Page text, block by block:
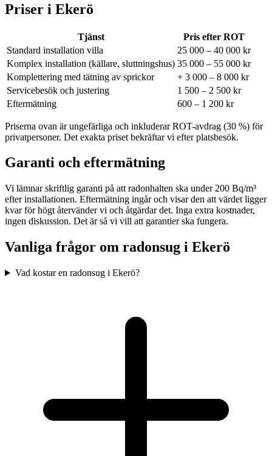
Priser i Ekerö
Tjänst
Pris efter ROT
Standard installation villa
25 000 – 40 000 kr
Komplex installation (källare, sluttningshus) 35 000 – 55 000 kr
Komplettering med tätning av sprickor
+ 3 000 – 8 000 kr
Servicebesök och justering
1 500 – 2 500 kr
Eftermätning
600 – 1 200 kr
Priserna ovan är ungefärliga och inkluderar ROT-avdrag (30 %) för
privatpersoner. Det exakta priset bekräftar vi efter platsbesök.
Garanti och eftermätning
Vi lämnar skriftlig garanti på att radonhalten ska under 200 Bq/m³
efter installationen. Eftermätning ingår och visar den att värdet ligger
kvar för högt återvänder vi och åtgärdar det. Inga extra kostnader,
ingen diskussion. Det är så vi vill att garantier ska fungera.
Vanliga frågor om radonsug i Ekerö
Vad kostar en radonsug i Ekerö?